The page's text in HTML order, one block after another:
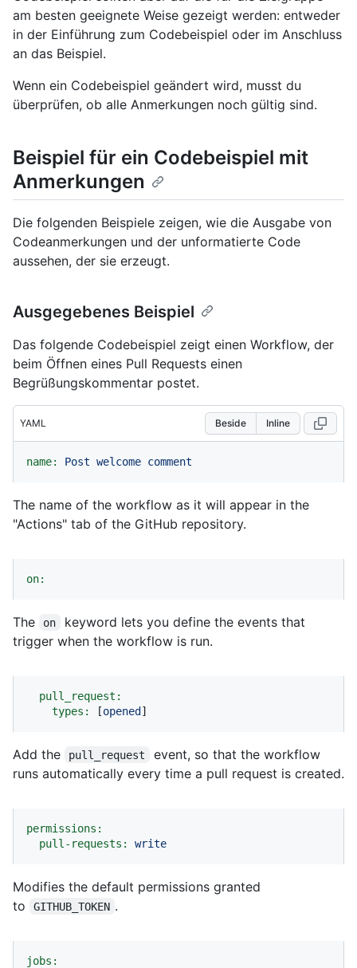
am besten geeignete Weise gezeigt werden: entweder
in der Einführung zum Codebeispiel oder im Anschluss
an das Beispiel.
Wenn ein Codebeispiel geändert wird, musst du
überprüfen, ob alle Anmerkungen noch gültig sind.
Beispiel für ein Codebeispiel mit
Anmerkungen
Die folgenden Beispiele zeigen, wie die Ausgabe von
Codeanmerkungen und der unformatierte Code
aussehen, der sie erzeugt.
Ausgegebenes Beispiel
Das folgende Codebeispiel zeigt einen Workflow, der
beim Öffnen eines Pull Requests einen
Begrüßungskommentar postet.
YAML Beside Inline
name: Post welcome comment
The name of the workflow as it will appear in the
"Actions" tab of the GitHub repository.
on:
The on
keyword lets you define the events that
trigger when the workflow is run.
pull_request:
types:
[opened ]
Add the pull_request
event, so that the workflow
runs automatically every time a pull request is created.
permissions:
pull-requests:
write
Modifies the default permissions granted
to
GITHUB_TOKEN .
jobs: